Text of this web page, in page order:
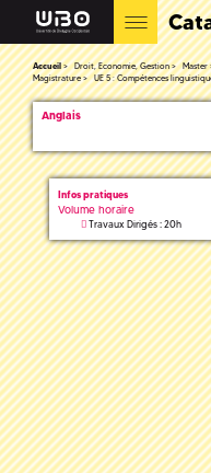
Accueil Droit, Economie, Gestion Master
Magistrature
UE 5 : Compétences
Anglais
Infos pratiques
Volume horaire
Travaux Dirigés : 20h